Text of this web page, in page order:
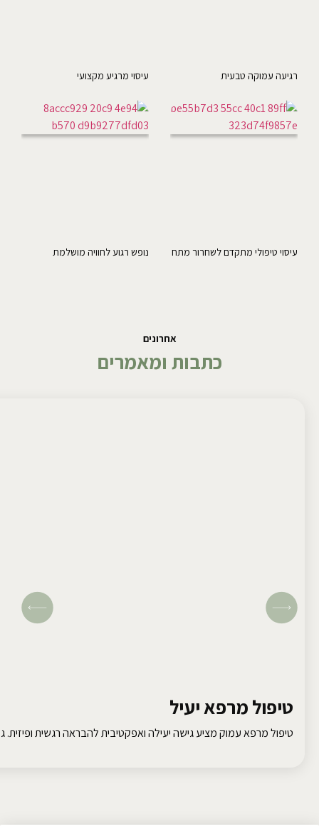
רגיעה עמוקה טבעית עיסוי מרגיע מקצועי
עיסוי טיפולי מתקדם לשחרור מתח נופש רגוע לחוויה מושלמת
אחרונים
כתבות ומאמרים
טיפול מרפא יעיל
טיפול מרפא עמוק מציע גישה יעילה ואפקטיבית להבראה רגשית ופיזית.